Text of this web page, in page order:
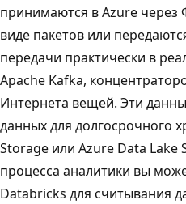
принимаются в Azure через
виде пакетов или
передачи практически в
Apache Kafka,
Интернета вещей. Эти
данных для долгосрочного
Storage или Azure Data Lake
процесса аналитики вы
Databricks для считывания